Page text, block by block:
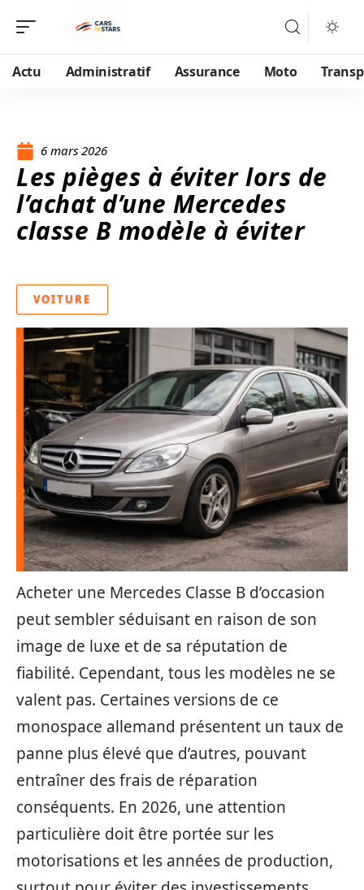
Actu Administratif Assurance Moto
6 mars 2026
Les pièges à éviter lors de
l’achat d’une Mercedes
classe B modèle à éviter
VOITURE
Acheter une Mercedes Classe B d’occasion
peut sembler séduisant en raison de son
image de luxe et de sa réputation de
fiabilité. Cependant, tous les modèles ne se
valent pas. Certaines versions de ce
monospace allemand présentent un taux de
panne plus élevé que d’autres, pouvant
entraîner des frais de réparation
conséquents. En 2026, une attention
particulière doit être portée sur les
motorisations et les années de production,